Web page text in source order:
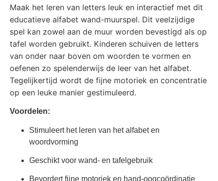
Maak het leren van letters leuk en interactief met dit
educatieve alfabet wand-muurspel. Dit veelzijdige
spel kan zowel aan de muur worden bevestigd als op
tafel worden gebruikt. Kinderen schuiven de letters
van onder naar boven om woorden te vormen en
oefenen zo spelenderwijs de leer van het alfabet.
Tegelijkertijd wordt de fijne motoriek en concentratie
op een leuke manier gestimuleerd.
Voordelen:
Stimuleert het leren van het alfabet en
woordvorming
Geschikt voor wand- en tafelgebruik
Bevordert fijne motoriek en hand-oogcoördinatie